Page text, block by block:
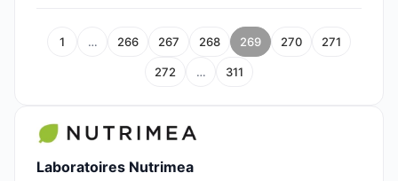
1 … 266 267 268 269 270 271
272 … 311
Laboratoires Nutrimea